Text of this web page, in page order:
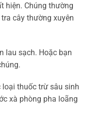
hiện. Chúng thường
cây thường xuyên
lau sạch. Hoặc bạn
loại thuốc trừ sâu sinh
xà phòng pha loãng